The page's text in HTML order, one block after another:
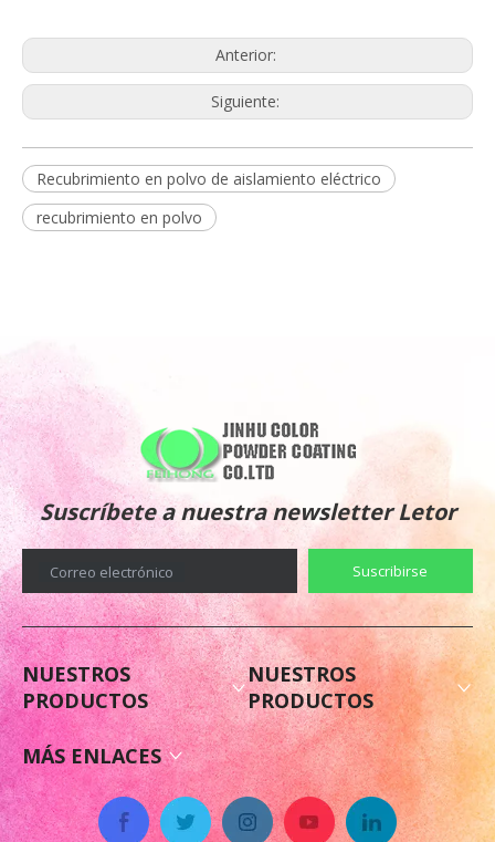
Anterior:
Siguiente:
Recubrimiento en polvo de aislamiento eléctrico
recubrimiento en polvo
Suscríbete a nuestra newsletter Letor
Correo electrónico Suscribirse
NUESTROS
PRODUCTOS
NUESTROS
PRODUCTOS
MÁS ENLACES